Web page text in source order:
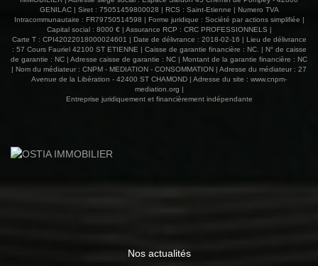
sur les risques auxquels ce bien est exposé sont
disponibles sur le site Géorisques :
www.georisques.gouv.fr
GENILAC | Siret : 75051459800028 | RCS : Saint-Etienne | Numero TVA
Intracommunautaire : FR79750514598 | Forme juridique : Société par actions simplifiée |
Capital social : 8000 € | Assurance RCP : CRC PROFESSIONNELS |
Carte T : CPI42022018000024601 | Date de délivrance : 2018-02-16 | Lieu de délivrance
: 57 Cours Fauriel 42100 ST ETIENNE | Caisse de garantie financière : NC. | N° de caisse
de garantie : NC | Adresse caisse de garantie : NC | Montant de la garantie financière : NC
| Nom du médiateur : CNPM - MEDIATION - CONSOMMATION | Adresse du médiateur : 27
Avenue de la Libération - 42400 ST CHAMOND | Adresse du site : www.cnpm-
mediation.org
Entreprise juridiquement et financièrement indépendante
Nos actualités